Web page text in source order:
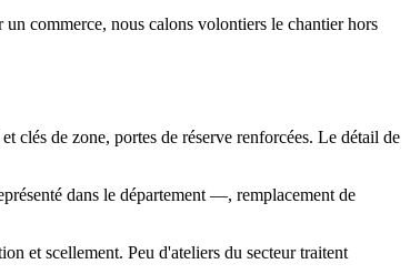
commerce, nous calons volontiers le chantier hors
clés de zone, portes de réserve renforcées. Le détail de
dans le département —, remplacement de
et scellement. Peu d'ateliers du secteur traitent